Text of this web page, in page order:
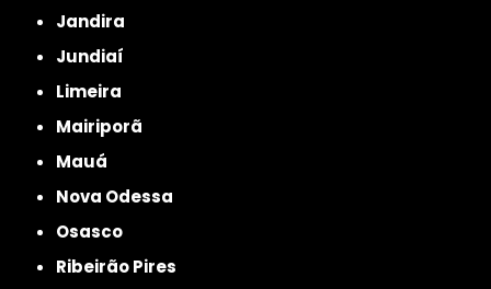
Jandira
Jundiaí
Limeira
Mairiporã
Mauá
Nova Odessa
Osasco
Ribeirão Pires